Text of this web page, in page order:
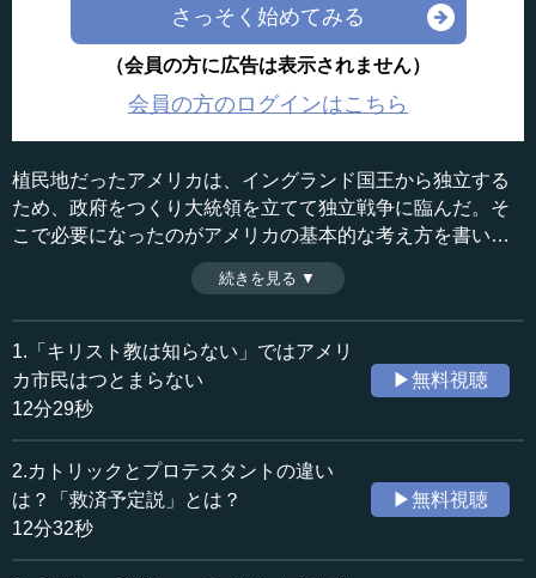
さっそく始めてみる
（会員の方に広告は表示されません）
会員の方のログインはこちら
植民地だったアメリカは、イングランド国王から独立する
ため、政府をつくり大統領を立てて独立戦争に臨んだ。そ
こで必要になったのがアメリカの基本的な考え方を書いた
契約書で、それが成文憲法である。そこには条件があり、
一番大事なものとして「自由」、特に「信仰の自由」が守
られる限りにおいて法に従う（法の支配）と明記されてい
る。では「法の支配」とは何か。信仰の自由をはじめとす
る「人権」（自然権）がわからないと、その真の意味は見
えてこない。アメリカの宗教が、近代国家の成立にいかに
収録日：2022年11月4日
追加日：2023年2月3日
カテゴリー：
国際
アメリカ
≪全文≫
●「神の意思に合致する」ための社会づくりとしての
続きを見る ▼
1.「キリスト教は知らない」ではアメリ
カ市民はつとまらない
12分29秒
▶無料視聴
2.カトリックとプロテスタントの違い
は？「救済予定説」とは？
12分32秒
▶無料視聴